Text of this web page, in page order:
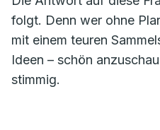
folgt. Denn wer ohne
mit einem teuren
Ideen – schön
stimmig.